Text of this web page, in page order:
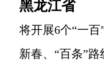
黑龙江省
将开展6个“一百
新春、“百条”